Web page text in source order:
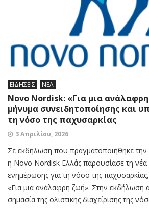
ΕΙΔΗΣΕΙΣ ΝΕΑ
Novo Nordisk: «Για μια
μήνυμα συνειδητοποίησης και
τη νόσο της παχυσαρκίας
3 Απριλίου, 2026
Σε εκδήλωση που πραγματοποιήθηκε την
η Novo Nordisk Ελλάς παρουσίασε τη νέα
ενημέρωσης για τη νόσο της
«Για μια ανάλαφρη ζωή». Στην εκδήλωση
σημασία της ολιστικής διαχείρισης της